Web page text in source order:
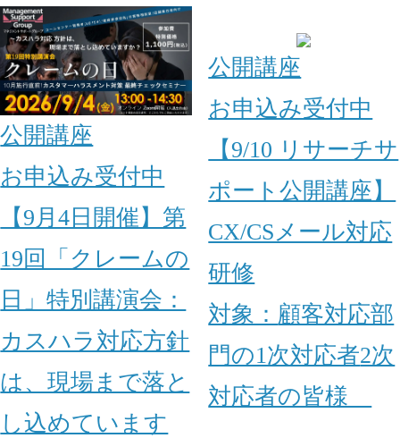
公開講座
お申込み受付中
【9月4日開催】第
19回「クレームの
日」特別講演会：
カスハラ対応方針
は、現場まで落と
し込めています
公開講座
お申込み受付中
【9/10 リサーチサ
ポート公開講座】
CX/CSメール対応
研修
対象： 顧客対応部
門の1次対応者2次
対応者の皆様